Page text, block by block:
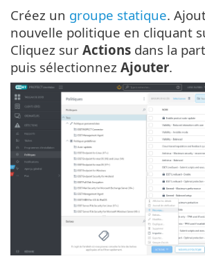
Créez un groupe statique.
nouvelle politique en cliquant
Cliquez sur Actions dans la
puis sélectionnez Ajouter.